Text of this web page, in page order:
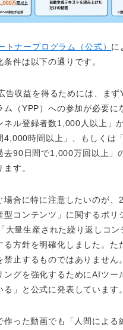
トナープログラム（公式） に
条件は以下の通りです。
告収益を得るためには、まず
ム（YPP）への参加が必要に
ネル登録者数1,000人以上」
4,000時間以上」、もしくは
去90日間で1,000万回以上」
す。
場合に特に注意したいのが、
型コンテンツ」に関するポリ
大量生産された繰り返しコン
る方針を明確化しました。た
禁止するものではありません
ングを強化するためにAIツー
る」と公式に発表しています。
作った動画でも「人間による